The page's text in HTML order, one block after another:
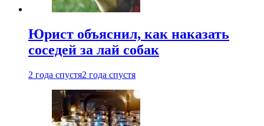
Юрист объяснил, как наказать
соседей за лай собак
2 года спустя2 года спустя